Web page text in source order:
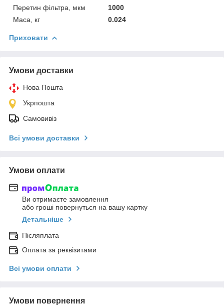
Перетин фільтра, мкм
1000
Маса, кг
0.024
Приховати
Умови доставки
Нова Пошта
Укрпошта
Самовивіз
Всі умови доставки
Умови оплати
Ви отримаєте замовлення
або гроші повернуться на вашу картку
Детальніше
Післяплата
Оплата за реквізитами
Всі умови оплати
Умови повернення